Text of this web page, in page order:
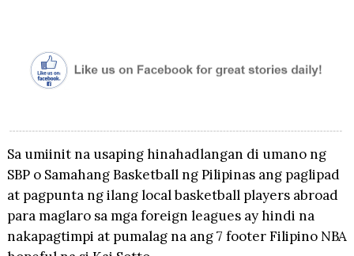
Sa umiinit na usaping hinahadlangan di umano ng
SBP o Samahang Basketball ng Pilipinas ang paglipad
at pagpunta ng ilang local basketball players abroad
para maglaro sa mga foreign leagues ay hindi na
nakapagtimpi at pumalag na ang 7 footer Filipino NBA